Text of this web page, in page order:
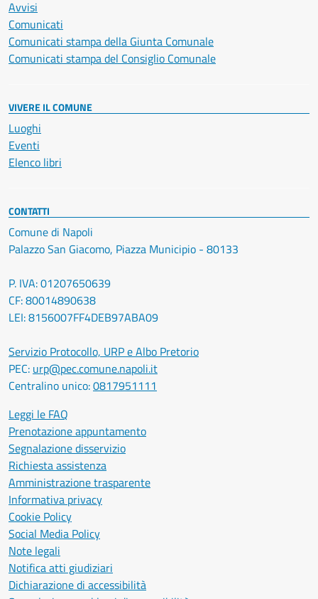
Avvisi
Comunicati
Comunicati stampa della Giunta Comunale
Comunicati stampa del Consiglio Comunale
VIVERE IL COMUNE
Luoghi
Eventi
Elenco libri
CONTATTI
Comune di Napoli
Palazzo San Giacomo, Piazza Municipio - 80133
P. IVA: 01207650639
CF: 80014890638
LEI: 8156007FF4DEB97ABA09
Servizio Protocollo, URP e Albo Pretorio
PEC: urp@pec.comune.napoli.it
Centralino unico:0817951111
Leggi le FAQ
Prenotazione appuntamento
Segnalazione disservizio
Richiesta assistenza
Amministrazione trasparente
Informativa privacy
Cookie Policy
Social Media Policy
Note legali
Notifica atti giudiziari
Dichiarazione di accessibilità